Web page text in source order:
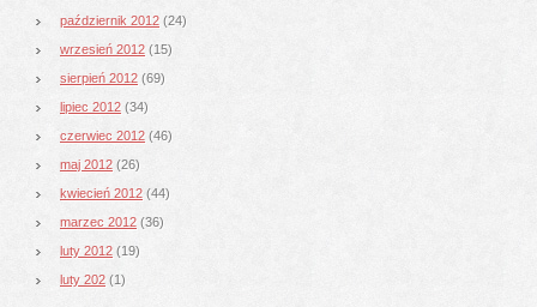
październik 2012 (24)
wrzesień 2012 (15)
sierpień 2012 (69)
lipiec 2012 (34)
czerwiec 2012 (46)
maj 2012 (26)
kwiecień 2012 (44)
marzec 2012 (36)
luty 2012 (19)
luty 202 (1)